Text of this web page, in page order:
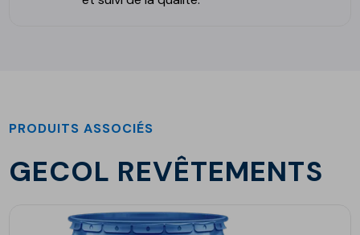
PRODUITS ASSOCIÉS
GECOL REVÊTEMENTS